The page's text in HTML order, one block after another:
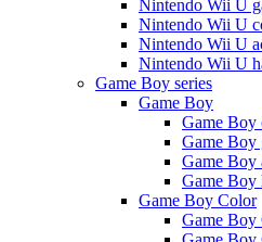
Nintendo Wii U
Nintendo Wii U
Nintendo Wii U
Nintendo Wii U
Game Boy series
Game Boy
Game Boy
Game Boy
Game Boy
Game Boy
Game Boy Color
Game Boy